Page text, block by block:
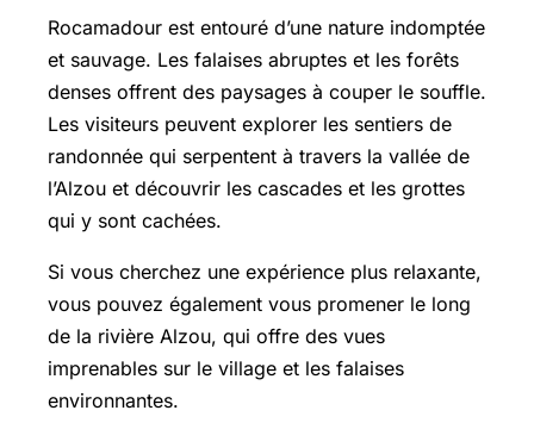
Rocamadour est entouré d’une nature indomptée
et sauvage. Les falaises abruptes et les forêts
denses offrent des paysages à couper le souffle.
Les visiteurs peuvent explorer les sentiers de
randonnée qui serpentent à travers la vallée de
l’Alzou et découvrir les cascades et les grottes
qui y sont cachées.
Si vous cherchez une expérience plus relaxante,
vous pouvez également vous promener le long
de la rivière Alzou, qui offre des vues
imprenables sur le village et les falaises
environnantes.